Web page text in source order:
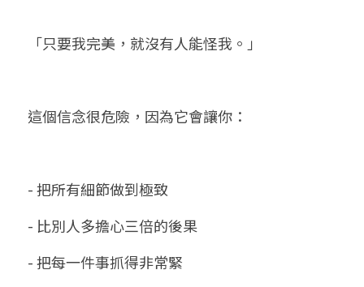
「只要我完美，就沒有人能怪我。」
這個信念很危險，因為它會讓你：
- 把所有細節做到極致
- 比別人多擔心三倍的後果
- 把每一件事抓得非常緊